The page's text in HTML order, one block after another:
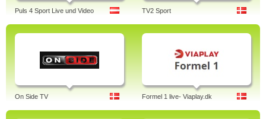
Puls 4 Sport Live und Video TV2 Sport
On Side TV Formel 1 live- Viaplay.dk